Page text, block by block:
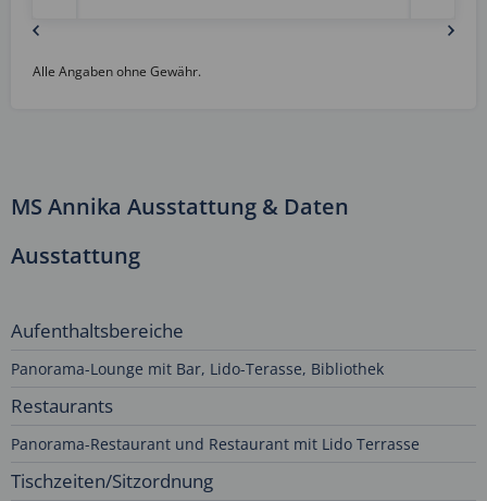
Alle Angaben ohne Gewähr.
MS Annika Ausstattung & Daten
Ausstattung
Aufenthaltsbereiche
Panorama-Lounge mit Bar, Lido-Terasse, Bibliothek
Restaurants
Panorama-Restaurant und Restaurant mit Lido Terrasse
Tischzeiten/Sitzordnung